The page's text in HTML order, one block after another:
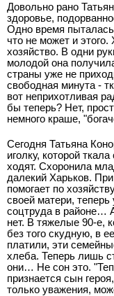
Довольно рано
здоровье,
Одно время пыталась
что не может и
хозяйство. В одни
молодой она
страны уже не
свободная минута -
вот неприхотливая
бы теперь? Нет,
немного краше,
Сегодня Татьяна
иголку, которой
ходят. Схоронила
далекий Харьков.
помогает по
своей матери,
соцтруда в районе…
нет. В тяжелые 90-е,
без того скудную, в
платили, эти
хлеба. Теперь лишь
они… Не сон это.
признается сын
только уважения,